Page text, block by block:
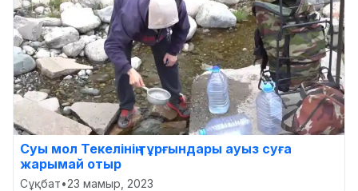
Суы мол Текелінің тұрғындары ауыз суға
жарымай отыр
Сұқбат•23 мамыр, 2023